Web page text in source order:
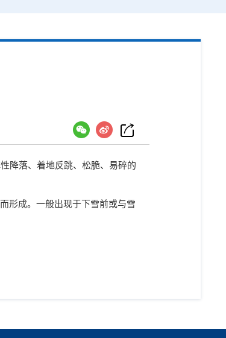
降落、着地反跳、松脆、易碎的
形成。一般出现于下雪前或与雪